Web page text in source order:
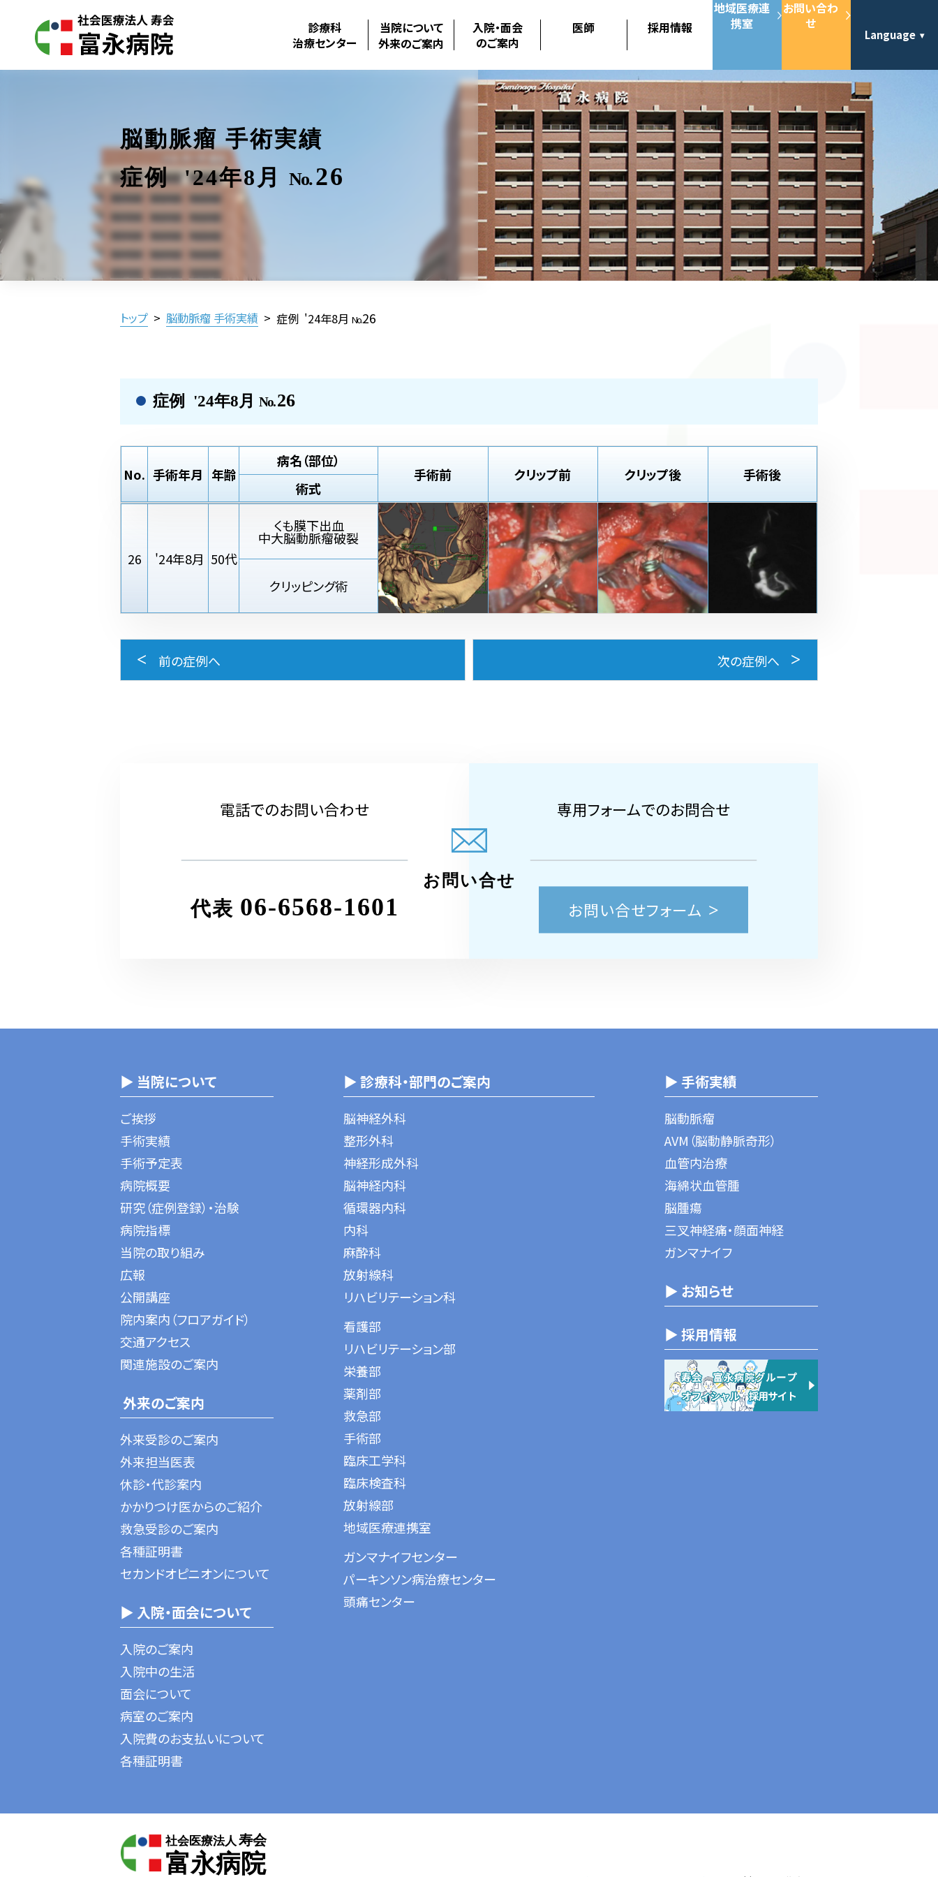
診療科
治療センター
当院について
外来のご案内
入院・面会
のご案内
医師 採用情報
地域医療連
携室
お問い合わ
せ
Language
脳動脈瘤 手術実績
症例 '24年8月
No.26
トップ > 脳動脈瘤 手術実績 > 症例 '24年8月No.26
症例 '24年8月 No.26
No. 手術年月 年齢
病名（部位）
術式
手術前 クリップ前 クリップ後 手術後
26 '24年8月 50代
くも膜下出血
中大脳動脈瘤破裂
クリッピング術
前の症例へ 次の症例へ
電話でのお問い合わせ
代表 06-6568-1601
専用フォームでのお問合せ
お問い合せフォーム
お問い合せ
▶ 当院について
ご挨拶
手術実績
手術予定表
病院概要
研究（症例登録）・治験
病院指標
当院の取り組み
広報
公開講座
院内案内（フロアガイド）
交通アクセス
関連施設のご案内
外来のご案内
外来受診のご案内
外来担当医表
休診・代診案内
かかりつけ医からのご紹介
救急受診のご案内
各種証明書
セカンドオピニオンについて
▶ 入院・面会について
入院のご案内
入院中の生活
面会について
病室のご案内
入院費のお支払いについて
各種証明書
▶ 診療科・部門のご案内
脳神経外科
整形外科
神経形成外科
脳神経内科
循環器内科
内科
麻酔科
放射線科
リハビリテーション科
看護部
リハビリテーション部
栄養部
薬剤部
救急部
手術部
臨床工学科
臨床検査科
放射線部
地域医療連携室
ガンマナイフセンター
パーキンソン病治療センター
頭痛センター
▶ 手術実績
脳動脈瘤
AVM（脳動静脈奇形）
血管内治療
海綿状血管腫
脳腫瘍
三叉神経痛・顔面神経
ガンマナイフ
▶ お知らせ
▶ 採用情報
社会医療法人 寿会
富永病院